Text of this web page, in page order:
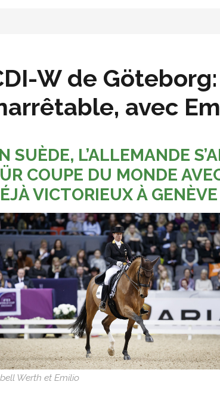
W de
avec
SUÈDE, L’ALLEMANDE
COUPE DU MONDE
VICTORIEUX À
Werth et Emilio